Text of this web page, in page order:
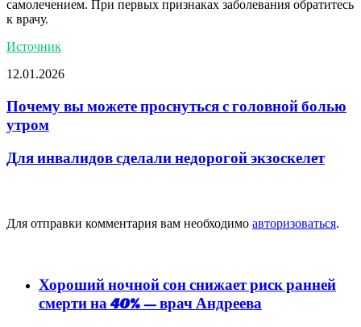
самолечением. При первых признаках заболевания обратитесь
к врачу.
Источник
12.01.2026
Почему вы можете проснуться с головной болью
утром
Для инвалидов сделали недорогой экзоскелет
Для отправки комментария вам необходимо авторизоваться.
Хороший ночной сон снижает риск ранней
смерти на 40% — врач Андреева